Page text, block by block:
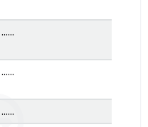
......
......
......